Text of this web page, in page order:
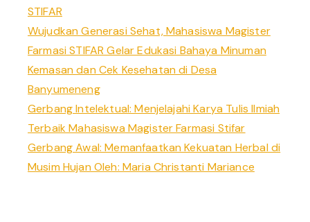
STIFAR
Wujudkan Generasi Sehat, Mahasiswa Magister
Farmasi STIFAR Gelar Edukasi Bahaya Minuman
Kemasan dan Cek Kesehatan di Desa
Banyumeneng
Gerbang Intelektual: Menjelajahi Karya Tulis Ilmiah
Terbaik Mahasiswa Magister Farmasi Stifar
Gerbang Awal: Memanfaatkan Kekuatan Herbal di
Musim Hujan Oleh: Maria Christanti Mariance